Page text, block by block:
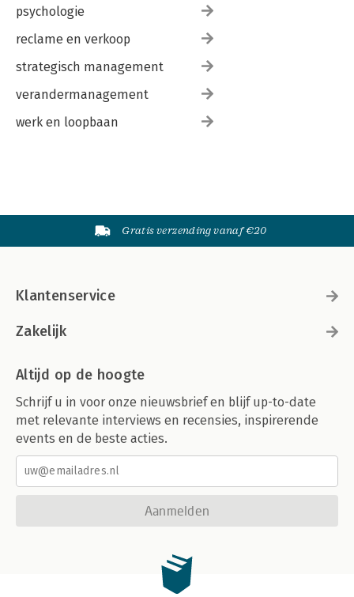
psychologie
reclame en verkoop
strategisch management
verandermanagement
werk en loopbaan
Gratis verzending vanaf €20
Klantenservice
Zakelijk
Altijd op de hoogte
Schrijf u in voor onze nieuwsbrief en blijf up-to-date
met relevante interviews en recensies, inspirerende
events en de beste acties.
Aanmelden